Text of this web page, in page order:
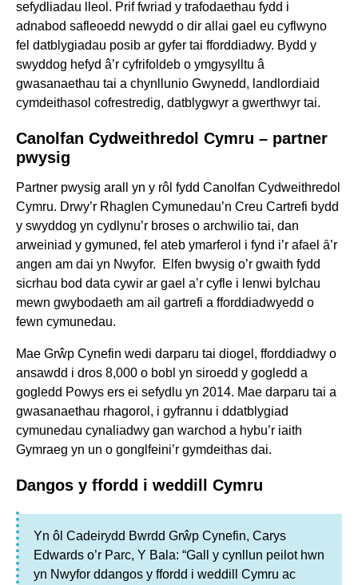
sefydliadau lleol. Prif fwriad y trafodaethau fydd i
adnabod safleoedd newydd o dir allai gael eu cyflwyno
fel datblygiadau posib ar gyfer tai fforddiadwy. Bydd y
swyddog hefyd â’r cyfrifoldeb o ymgysylltu â
gwasanaethau tai a chynllunio Gwynedd, landlordiaid
cymdeithasol cofrestredig, datblygwyr a gwerthwyr tai.
Canolfan Cydweithredol Cymru – partner
pwysig
Partner pwysig arall yn y rôl fydd Canolfan Cydweithredol
Cymru. Drwy’r Rhaglen Cymunedau’n Creu Cartrefi bydd
y swyddog yn cydlynu’r broses o archwilio tai, dan
arweiniad y gymuned, fel ateb ymarferol i fynd i’r afael ȃ’r
angen am dai yn Nwyfor. Elfen bwysig o’r gwaith fydd
sicrhau bod data cywir ar gael a’r cyfle i lenwi bylchau
mewn gwybodaeth am ail gartrefi a fforddiadwyedd o
fewn cymunedau.
Mae Grŵp Cynefin wedi darparu tai diogel, fforddiadwy o
ansawdd i dros 8,000 o bobl yn siroedd y gogledd a
gogledd Powys ers ei sefydlu yn 2014. Mae darparu tai a
gwasanaethau rhagorol, i gyfrannu i ddatblygiad
cymunedau cynaliadwy gan warchod a hybu’r iaith
Gymraeg yn un o gonglfeini’r gymdeithas dai.
Dangos y ffordd i weddill Cymru
Yn ôl Cadeirydd Bwrdd Grŵp Cynefin, Carys
Edwards o’r Parc, Y Bala: “Gall y cynllun peilot hwn
yn Nwyfor ddangos y ffordd i weddill Cymru ac